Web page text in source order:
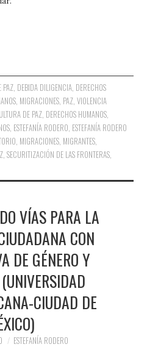
PAZ, DEBIDA DILIGENCIA, DERECHOS
MIGRACIONES PAZ ,VIOLENCIA
DE PAZ, DERECHOS HUMANOS,
ESTEFANÍA RODERO ESTEFANÍA RODERO
MIGRACIONES MIGRANTES
,SECURITIZACIÓN DE LAS FRONTERAS
VÍAS PARA LA
CON
DE GÉNERO Y
CIUDAD DE
ESTEFANÍA RODERO